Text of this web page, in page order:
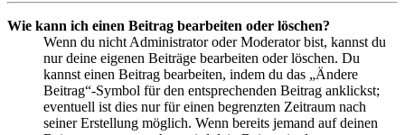
Wie kann ich einen Beitrag bearbeiten oder löschen?
Wenn du nicht Administrator oder Moderator bist, kannst du
nur deine eigenen Beiträge bearbeiten oder löschen. Du
kannst einen Beitrag bearbeiten, indem du das „Ändere
Beitrag“-Symbol für den entsprechenden Beitrag anklickst;
eventuell ist dies nur für einen begrenzten Zeitraum nach
seiner Erstellung möglich. Wenn bereits jemand auf deinen